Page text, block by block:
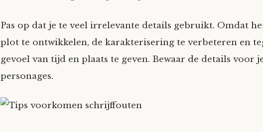
Pas op dat je te veel irrelevante details gebruikt. Omdat
plot te ontwikkelen, de karakterisering te verbeteren en
gevoel van tijd en plaats te geven. Bewaar de details voor
personages.